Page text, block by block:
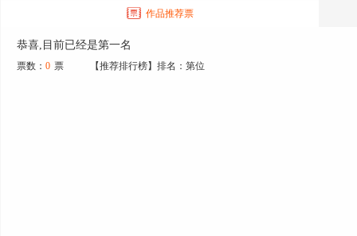
作品推荐票
恭喜,目前已经是第一名
票数： 0 票 【推荐排行榜】排名：第位